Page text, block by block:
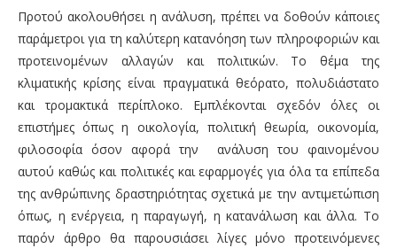
Προτού ακολουθήσει η ανάλυση, πρέπει να δοθούν κάποιες
παράμετροι για τη καλύτερη κατανόηση των πληροφοριών και
προτεινομένων αλλαγών και πολιτικών. Το θέμα της
κλιματικής κρίσης είναι πραγματικά θεόρατο, πολυδιάστατο
και τρομακτικά περίπλοκο. Εμπλέκονται σχεδόν όλες οι
επιστήμες όπως η οικολογία, πολιτική θεωρία, οικονομία,
φιλοσοφία όσον αφορά την ανάλυση του φαινομένου
αυτού καθώς και πολιτικές και εφαρμογές για όλα τα επίπεδα
της ανθρώπινης δραστηριότητας σχετικά με την αντιμετώπιση
όπως, η ενέργεια, η παραγωγή, η κατανάλωση και άλλα. Το
παρόν άρθρο θα παρουσιάσει λίγες μόνο προτεινόμενες